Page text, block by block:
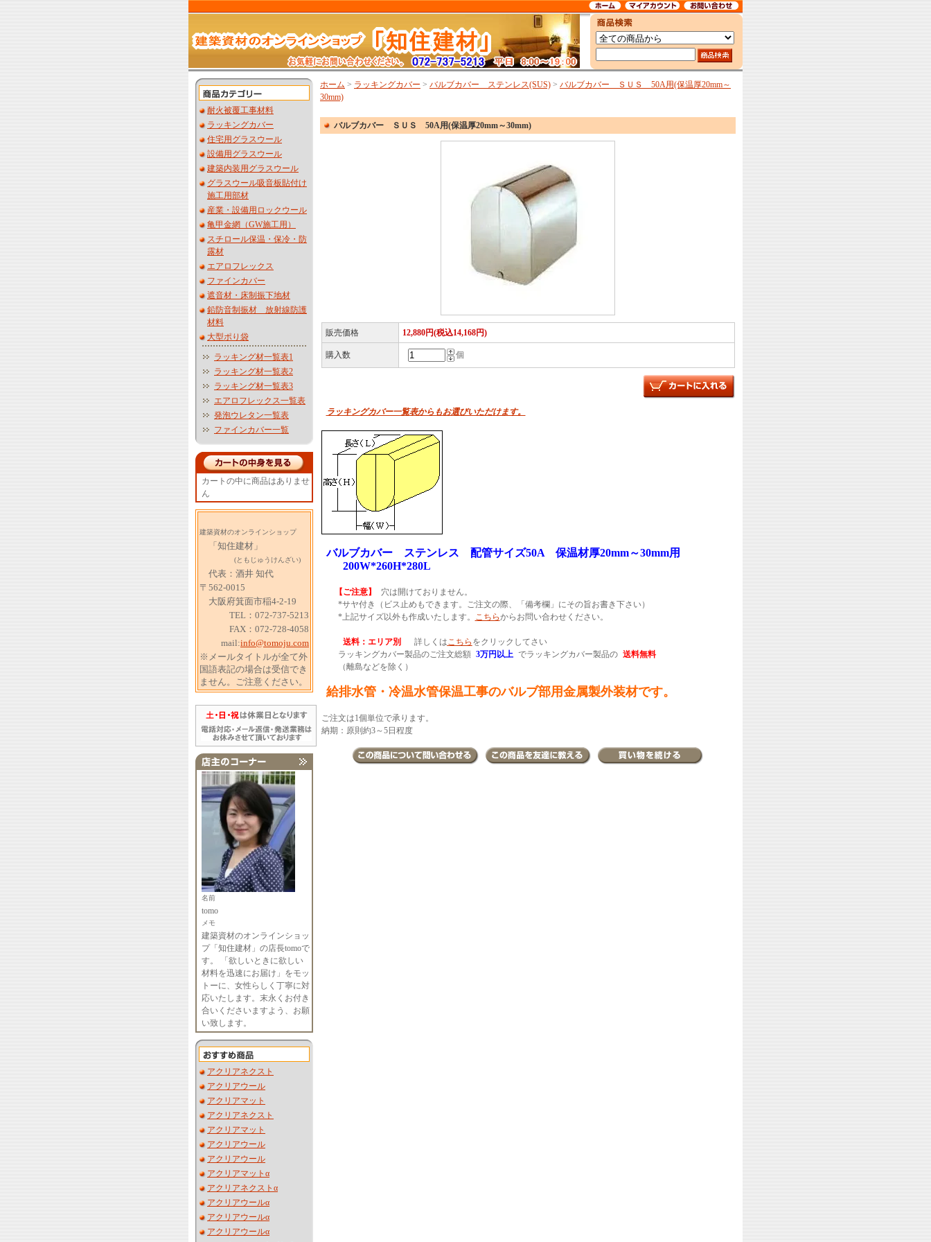
耐火被覆工事材料
ラッキングカバー
住宅用グラスウール
設備用グラスウール
建築内装用グラスウール
グラスウール吸音板貼付け
施工用部材
産業・設備用ロックウール
亀甲金網（GW施工用）
スチロール保温・保冷・防
露材
エアロフレックス
ファインカバー
遮音材・床制振下地材
鉛防音制振材 放射線防護
材料
大型ポり袋
ラッキング材一覧表1
ラッキング材一覧表2
ラッキング材一覧表3
エアロフレックス一覧表
発泡ウレタン一覧表
ファインカバー一覧
カートの中に商品はありませ
ん
建築資材のオンラインショップ
「知住建材」
(ともじゅうけんざい)
代表：酒井 知代
〒562-0015
大阪府箕面市稲4-2-19
TEL：072-737-5213
FAX：072-728-4058
mail:info@tomoju.com
※メールタイトルが全て外
国語表記の場合は受信でき
ません。ご注意ください。
名前
tomo
メモ
建築資材のオンラインショッ
プ「知住建材」の店長tomoで
す。 「欲しいときに欲しい
材料を迅速にお届け」をモッ
トーに、女性らしく丁寧に対
応いたします。末永くお付き
合いくださいますよう、お願
い致します。
アクリアネクスト
アクリアウール
アクリアマット
アクリアネクスト
アクリアマット
アクリアウール
アクリアウール
アクリアマットα
アクリアネクストα
アクリアウールα
アクリアウールα
アクリアウールα
ホーム > ラッキングカバー > バルブカバー ステンレス(SUS) > バルブカバー ＳＵＳ 50A用(保温厚20mm～
30mm)
バルブカバー ＳＵＳ 50A用(保温厚20mm～30mm)
販売価格 12,880円(税込14,168円)
購入数 個
ラッキングカバー一覧表からもお選びいただけます。
バルブカバー ステンレス 配管サイズ50A 保温材厚20mm～30mm用
200W*260H*280L
【ご注意】
穴は開けておりません。
*サヤ付き（ビス止めもできます。ご注文の際、「備考欄」にその旨お書き下さい）
*上記サイズ以外も作成いたします。
こちらからお問い合わせください。
送料：エリア別 詳しくはこちら をクリックしてさい
ラッキングカバー製品のご注文総額 3万円以上 でラッキングカバー製品の 送料無料
（離島などを除く）
給排水管・冷温水管保温工事のバルブ部用金属製外装材です。
ご注文は1個単位で承ります。
納期：原則約3～5日程度